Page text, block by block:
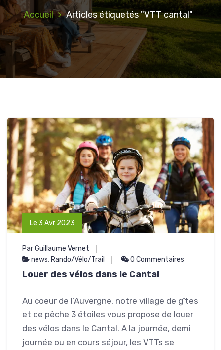
Accueil Articles étiquetés "VTT cantal"
Le 3 Avr 2023
Par Guillaume Vernet
news, Rando/Vélo/Trail 0 Commentaires
Louer des vélos dans le Cantal
Au coeur de l’Auvergne, notre village de gîtes
et de pêche 3 étoiles vous propose de louer
des vélos dans le Cantal. A la journée, demi
journée ou en cours séjour, les VTTs se